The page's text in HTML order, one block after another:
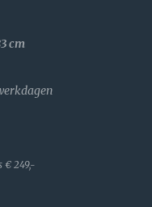
cm
€ 249,-